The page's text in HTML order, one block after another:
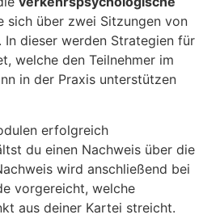
sich über zwei Sitzungen von
In dieser werden Strategien für
welche den Teilnehmer im
in der Praxis unterstützen
erfolgreich
du einen Nachweis über die
wird anschließend bei
vorgereicht, welche
aus deiner Kartei streicht.